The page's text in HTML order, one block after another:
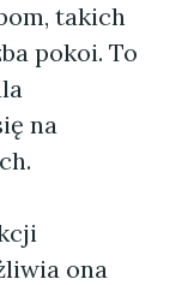
takich
pokoi. To
na
ona